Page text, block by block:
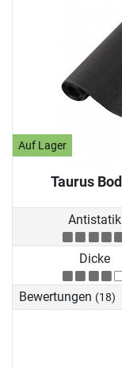
Auf Lager
Taurus
Antistatik
Dicke
Bewertungen (18)